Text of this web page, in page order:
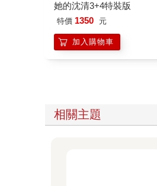
她的沈清3+4特裝版
特價 1350 元
加入購物車
相關主題